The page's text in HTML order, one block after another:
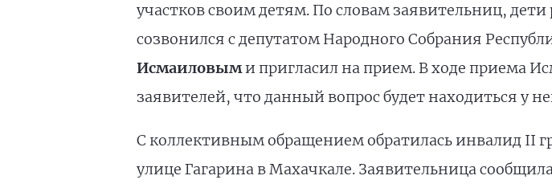
участков своим детям. По словам заявительниц,
созвонился с депутатом Народного Собрания
Исмаиловыми пригласил на прием. В ходе приема
заявителей, что данный вопрос будет находиться у
С коллективным обращением обратилась инвалид
улице Гагарина в Махачкале. Заявительница